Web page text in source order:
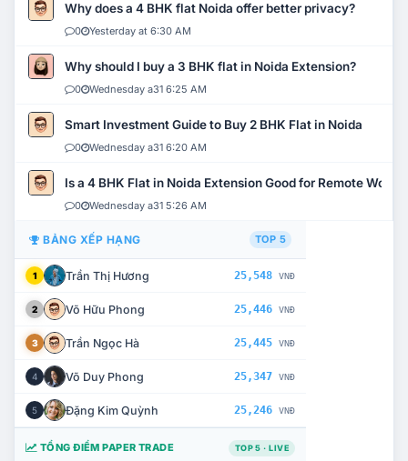
Why does a 4 BHK flat Noida offer better privacy?
0 Yesterday at 6:30 AM
Why should I buy a 3 BHK flat in Noida Extension?
0 Wednesday a31 6:25 AM
Smart Investment Guide to Buy 2 BHK Flat in Noida
0 Wednesday a31 6:20 AM
Is a 4 BHK Flat in Noida Extension Good for Remote Work?
0 Wednesday a31 5:26 AM
BẢNG XẾP HẠNG TOP 5
1 Trần Thị Hương 25,548 VNĐ
2 Võ Hữu Phong 25,446 VNĐ
3 Trần Ngọc Hà 25,445 VNĐ
4 Võ Duy Phong 25,347 VNĐ
5 Đặng Kim Quỳnh 25,246 VNĐ
TỔNG ĐIỂM PAPER TRADE TOP 5 · LIVE